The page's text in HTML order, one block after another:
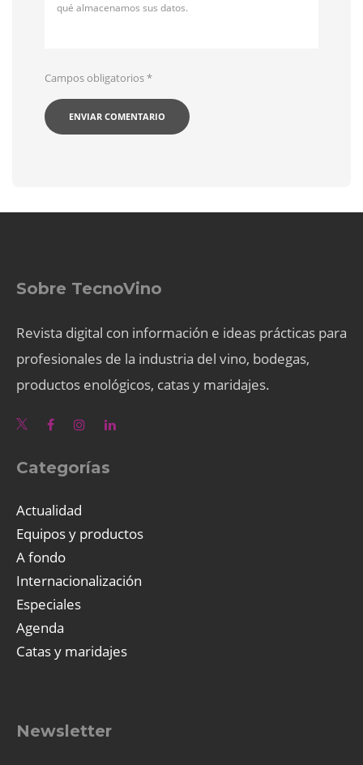
qué almacenamos sus datos.
Campos obligatorios*
Sobre TecnoVino
Revista digital con información e ideas prácticas para
profesionales de la industria del vino, bodegas,
productos enológicos, catas y maridajes.
Categorías
Actualidad
Equipos y productos
A fondo
Internacionalización
Especiales
Agenda
Catas y maridajes
Newsletter